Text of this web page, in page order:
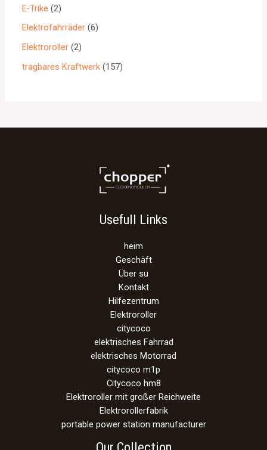
E-Trike 2
Elektrofahrräder 6
Elektroroller 2
tragbares Kraftwerk 157
Usefull Links
heim
Geschäft
Über su
Kontakt
Hilfezentrum
Elektroroller
citycoco
elektrisches Fahrrad
elektrisches Motorrad
citycoco m1p
Citycoco hm8
Elektroroller mit großer Reichweite
Elektrorollerfabrik
portable power station manufacturer